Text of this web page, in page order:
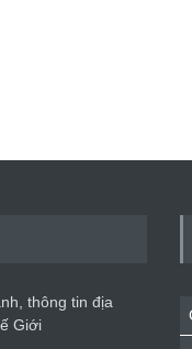
thông tin địa
Giới